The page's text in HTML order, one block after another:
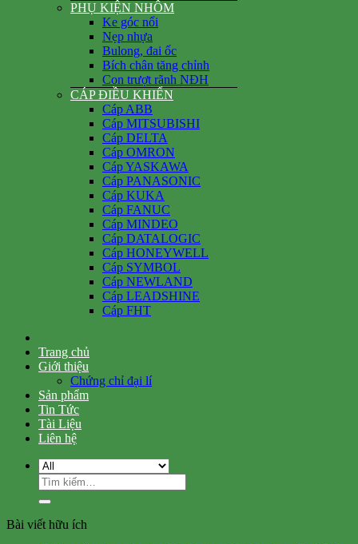
PHỤ KIỆN NHÔM
Ke góc nổi
Nẹp nhựa
Bulong, đai ốc
Bích chân tăng chỉnh
Con trượt rãnh NĐH
CÁP ĐIỀU KHIỂN
Cáp ABB
Cáp MITSUBISHI
Cáp DELTA
Cáp OMRON
Cáp YASKAWA
Cáp PANASONIC
Cáp KUKA
Cáp FANUC
Cáp MINDEO
Cáp DATALOGIC
Cáp HONEYWELL
Cáp SYMBOL
Cáp NEWLAND
Cáp LEADSHINE
Cáp FHT
Trang chủ
Giới thiệu
Chứng chỉ đại lí
Sản phẩm
Tin Tức
Tài Liệu
Liên hệ
Tìm
kiếm:
Bài viết hữu ích